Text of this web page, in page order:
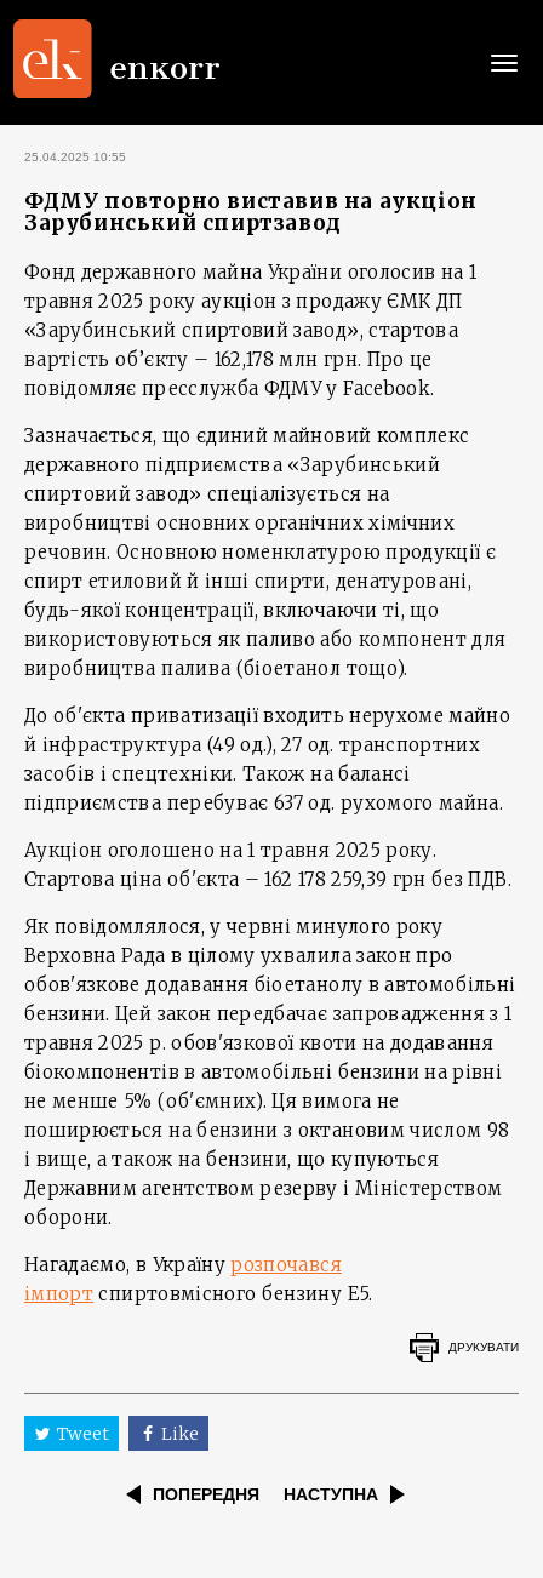
25.04.2025 10:55
ФДМУ повторно виставив на аукціон
Зарубинський спиртзавод
Фонд державного майна України оголосив на 1
травня 2025 року аукціон з продажу ЄМК ДП
«Зарубинський спиртовий завод», стартова
вартість об’єкту – 162,178 млн грн. Про це
повідомляє пресслужба ФДМУ у Facebook.
Зазначається, що єдиний майновий комплекс
державного підприємства «Зарубинський
спиртовий завод» спеціалізується на
виробництві основних органічних хімічних
речовин. Основною номенклатурою продукції є
спирт етиловий й інші спирти, денатуровані,
будь-якої концентрації, включаючи ті, що
використовуються як паливо або компонент для
виробництва палива (біоетанол тощо).
До об'єкта приватизації входить нерухоме майно
й інфраструктура (49 од.), 27 од. транспортних
засобів і спецтехніки. Також на балансі
підприємства перебуває 637 од. рухомого майна.
Аукціон оголошено на 1 травня 2025 року.
Стартова ціна об'єкта – 162 178 259,39 грн без ПДВ.
Як повідомлялося, у червні минулого року
Верховна Рада в цілому ухвалила закон про
обов'язкове додавання біоетанолу в автомобільні
бензини. Цей закон передбачає запровадження з 1
травня 2025 р. обов'язкової квоти на додавання
біокомпонентів в автомобільні бензини на рівні
не менше 5% (об'ємних). Ця вимога не
поширюється на бензини з октановим числом 98
і вище, а також на бензини, що купуються
Державним агентством резерву і Міністерством
оборони.
Нагадаємо, в Українурозпочався
імпорт спиртовмісного бензину Е5.
ДРУКУВАТИ
Tweet Like
ПОПЕРЕДНЯ НАСТУПНА